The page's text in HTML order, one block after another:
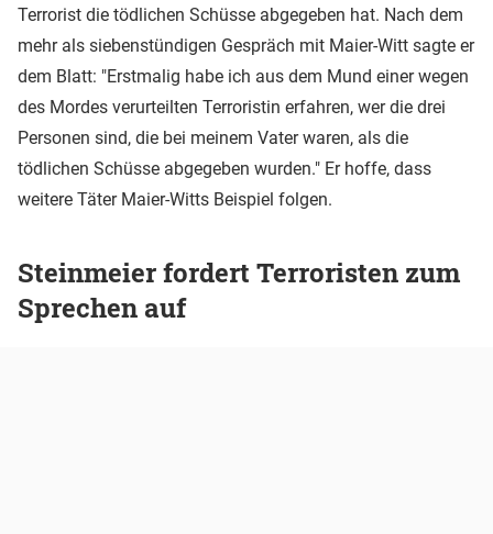
Terrorist die tödlichen Schüsse abgegeben hat. Nach dem
mehr als siebenstündigen Gespräch mit Maier-Witt sagte er
dem Blatt: "Erstmalig habe ich aus dem Mund einer wegen
des Mordes verurteilten Terroristin erfahren, wer die drei
Personen sind, die bei meinem Vater waren, als die
tödlichen Schüsse abgegeben wurden." Er hoffe, dass
weitere Täter Maier-Witts Beispiel folgen.
Steinmeier fordert Terroristen zum
Sprechen auf